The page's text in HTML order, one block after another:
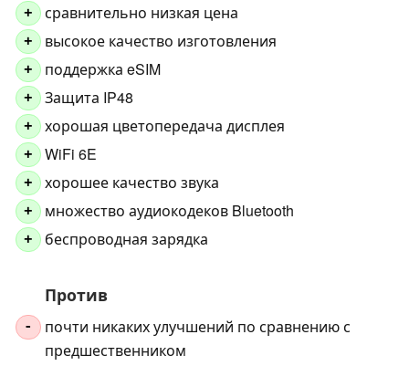
+ сравнительно низкая цена
+ высокое качество изготовления
+ поддержка eSIM
+ Защита IP48
+ хорошая цветопередача дисплея
+ WiFi 6E
+ хорошее качество звука
+ множество аудиокодеков Bluetooth
+ беспроводная зарядка
Против
-
почти никаких улучшений по сравнению с
предшественником